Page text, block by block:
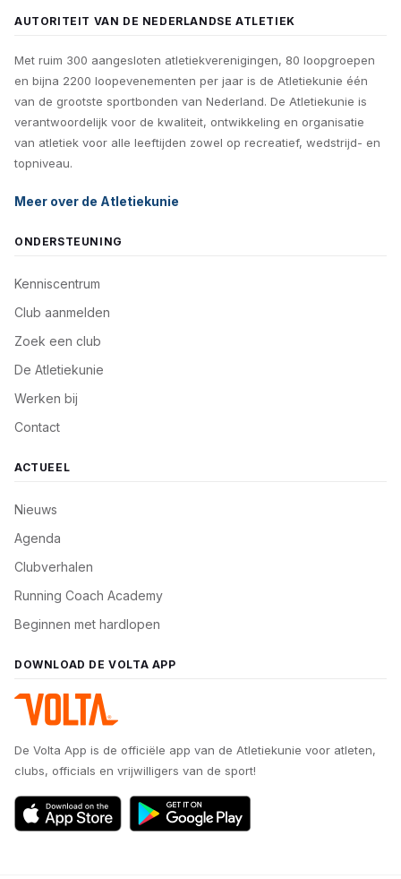
AUTORITEIT VAN DE NEDERLANDSE ATLETIEK
Met ruim 300 aangesloten atletiekverenigingen, 80 loopgroepen
en bijna 2200 loopevenementen per jaar is de Atletiekunie één
van de grootste sportbonden van Nederland. De Atletiekunie is
verantwoordelijk voor de kwaliteit, ontwikkeling en organisatie
van atletiek voor alle leeftijden zowel op recreatief, wedstrijd- en
topniveau.
Meer over de Atletiekunie
ONDERSTEUNING
Kenniscentrum
Club aanmelden
Zoek een club
De Atletiekunie
Werken bij
Contact
ACTUEEL
Nieuws
Agenda
Clubverhalen
Running Coach Academy
Beginnen met hardlopen
DOWNLOAD DE VOLTA APP
De Volta App is de officiële app van de Atletiekunie voor atleten,
clubs, officials en vrijwilligers van de sport!